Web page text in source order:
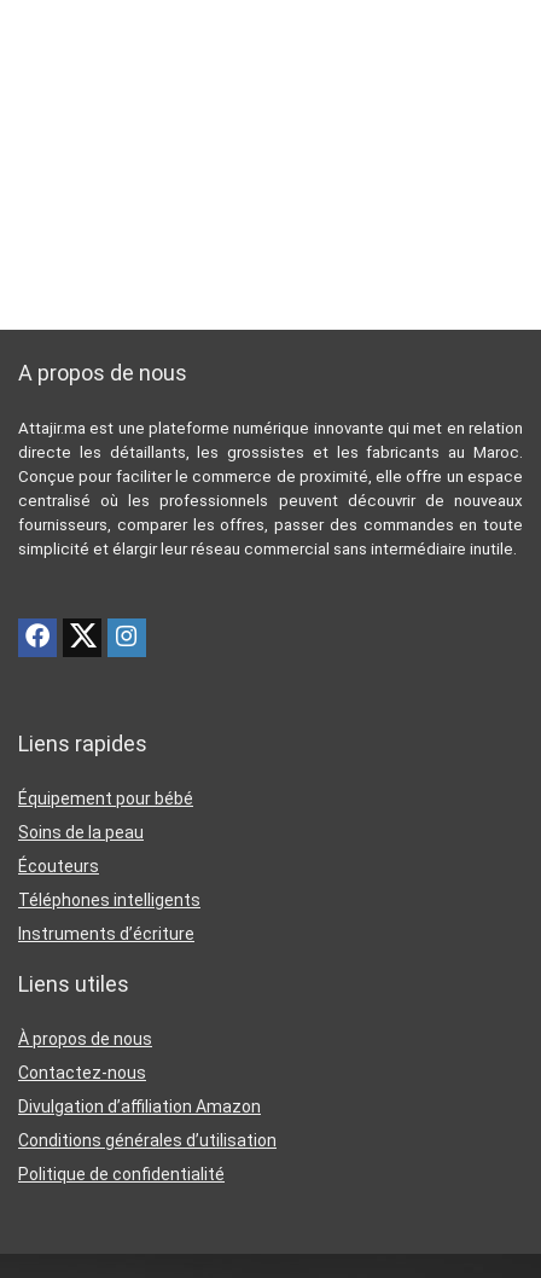
A propos de nous
Attajir.ma est une plateforme numérique innovante qui met en relation
directe les détaillants, les grossistes et les fabricants au Maroc.
Conçue pour faciliter le commerce de proximité, elle offre un espace
centralisé où les professionnels peuvent découvrir de nouveaux
fournisseurs, comparer les offres, passer des commandes en toute
simplicité et élargir leur réseau commercial sans intermédiaire inutile.
Liens rapides
Équipement pour bébé
Soins de la peau
Écouteurs
Téléphones intelligents
Instruments d’écriture
Liens utiles
À propos de nous
Contactez-nous
Divulgation d’affiliation Amazon
Conditions générales d’utilisation
Politique de confidentialité